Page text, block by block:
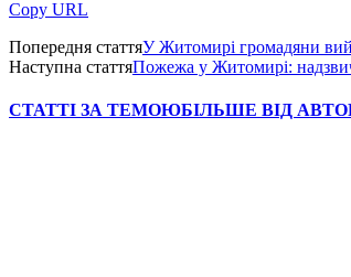
Copy URL
Попередня статтяУ Житомирі громадяни
Наступна статтяПожежа у Житомирі:
СТАТТІ ЗА ТЕМОЮБІЛЬШЕ ВІД